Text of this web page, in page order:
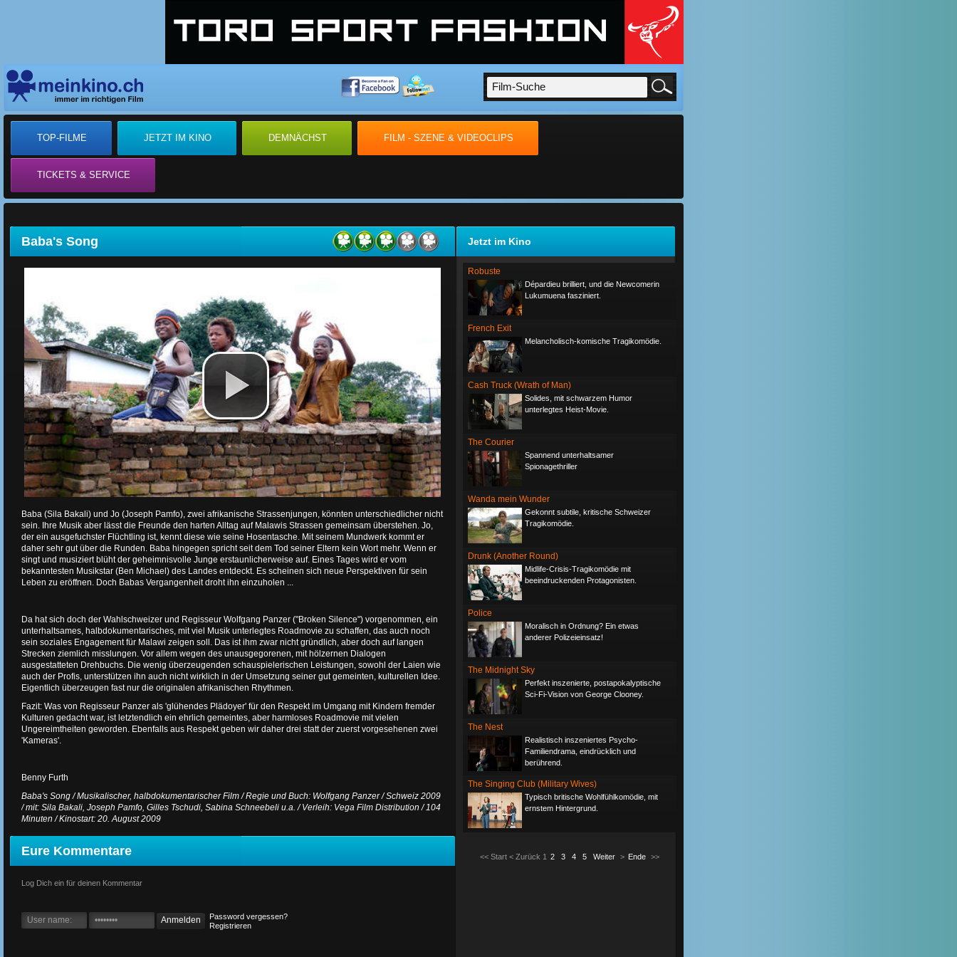
TOP-FILME JETZT IM KINO DEMNÄCHST FILM - SZENE & VIDEOCLIPS
TICKETS & SERVICE
Jetzt im Kino
Robuste
Dépardieu brilliert, und die Newcomerin
Lukumuena fasziniert.
French Exit
Melancholisch-komische Tragikomödie.
Cash Truck (Wrath of Man)
Solides, mit schwarzem Humor
unterlegtes Heist-Movie.
The Courier
Spannend unterhaltsamer
Spionagethriller
Wanda mein Wunder
Gekonnt subtile, kritische Schweizer
Tragikomödie.
Drunk (Another Round)
Midlife-Crisis-Tragikomödie mit
beeindruckenden Protagonisten.
Police
Moralisch in Ordnung? Ein etwas
anderer Polizeieinsatz!
The Midnight Sky
Perfekt inszenierte, postapokalyptische
Sci-Fi-Vision von George Clooney.
The Nest
Realistisch inszeniertes Psycho-
Familiendrama, eindrücklich und
berührend.
The Singing Club (Military Wives)
Typisch britische Wohlfühlkomödie, mit
ernstem Hintergrund.
<< Start < Zurück 1 2 3 4 5 Weiter > Ende >>
Baba's Song
Baba (Sila Bakali) und Jo (Joseph Pamfo), zwei afrikanische Strassenjungen, könnten unterschiedlicher nicht
sein. Ihre Musik aber lässt die Freunde den harten Alltag auf Malawis Strassen gemeinsam überstehen. Jo,
der ein ausgefuchster Flüchtling ist, kennt diese wie seine Hosentasche. Mit seinem Mundwerk kommt er
daher sehr gut über die Runden. Baba hingegen spricht seit dem Tod seiner Eltern kein Wort mehr. Wenn er
singt und musiziert blüht der geheimnisvolle Junge erstaunlicherweise auf. Eines Tages wird er vom
bekanntesten Musikstar (Ben Michael) des Landes entdeckt. Es scheinen sich neue Perspektiven für sein
Leben zu eröffnen. Doch Babas Vergangenheit droht ihn einzuholen ...
Da hat sich doch der Wahlschweizer und Regisseur Wolfgang Panzer ("Broken Silence") vorgenommen, ein
unterhaltsames, halbdokumentarisches, mit viel Musik unterlegtes Roadmovie zu schaffen, das auch noch
sein soziales Engagement für Malawi zeigen soll. Das ist ihm zwar nicht gründlich, aber doch auf langen
Strecken ziemlich misslungen. Vor allem wegen des unausgegorenen, mit hölzernen Dialogen
ausgestatteten Drehbuchs. Die wenig überzeugenden schauspielerischen Leistungen, sowohl der Laien wie
auch der Profis, unterstützen ihn auch nicht wirklich in der Umsetzung seiner gut gemeinten, kulturellen Idee.
Eigentlich überzeugen fast nur die originalen afrikanischen Rhythmen.
Fazit: Was von Regisseur Panzer als 'glühendes Plädoyer' für den Respekt im Umgang mit Kindern fremder
Kulturen gedacht war, ist letztendlich ein ehrlich gemeintes, aber harmloses Roadmovie mit vielen
Ungereimtheiten geworden. Ebenfalls aus Respekt geben wir daher drei statt der zuerst vorgesehenen zwei
'Kameras'.
Benny Furth
Baba's Song / Musikalischer, halbdokumentarischer Film / Regie und Buch: Wolfgang Panzer / Schweiz 2009
/ mit: Sila Bakali, Joseph Pamfo, Gilles Tschudi, Sabina Schneebeli u.a. / Verleih: Vega Film Distribution / 104
Minuten / Kinostart: 20. August 2009
Eure Kommentare
Log Dich ein für deinen Kommentar
Password vergessen?
Registrieren